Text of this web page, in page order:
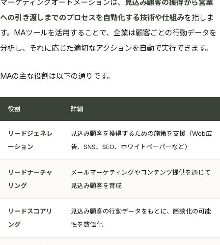
マーケティングオートメーションは、
見込み顧客の獲得から営業
への引き渡しまでのプロセスを自動化する技術や仕組みを指しま
す。MAツールを活用することで、企業は顧客ごとの行動データを
分析し、それに応じた適切なアクションを自動で実行できます。
MAの主な役割は以下の通りです。
役割 詳細
リードジェネレ
ーション
見込み顧客を獲得するための施策を支援（Web広
告、SNS、SEO、ホワイトペーパーなど）
リードナーチャ
リング
メールマーケティングやコンテンツ提供を通じて
見込み顧客を育成
リードスコアリ
ング
見込み顧客の行動データをもとに、商談化の可能
性を数値化